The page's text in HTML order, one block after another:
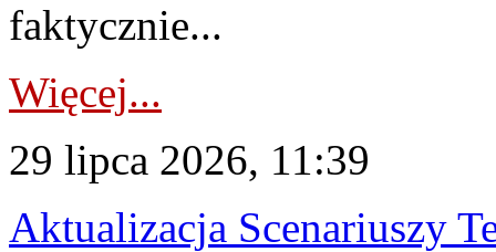
faktycznie...
Więcej...
29 lipca 2026, 11:39
Aktualizacja Scenariuszy